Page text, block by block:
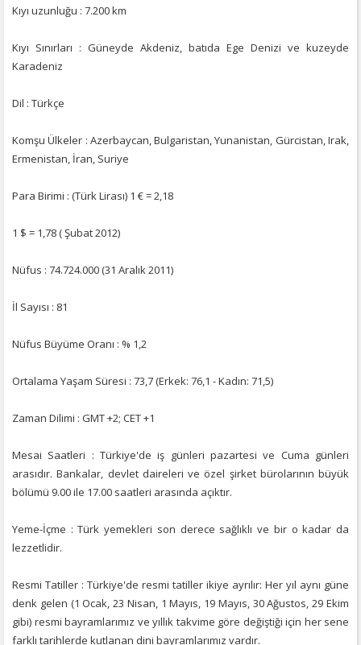
Kıyı uzunluğu : 7.200 km
Kıyı Sınırları : Güneyde Akdeniz, batıda Ege Denizi ve kuzeyde
Karadeniz
Dil : Türkçe
Komşu Ülkeler : Azerbaycan, Bulgaristan, Yunanistan, Gürcistan, Irak,
Ermenistan, İran, Suriye
Para Birimi : (Türk Lirası) 1 € = 2,18
1 $ = 1,78 ( Şubat 2012)
Nüfus : 74.724.000 (31 Aralık 2011)
İl Sayısı : 81
Nüfus Büyüme Oranı : % 1,2
Ortalama Yaşam Süresi : 73,7 (Erkek: 76,1 - Kadın: 71,5)
Zaman Dilimi : GMT +2; CET +1
Mesai Saatleri : Türkiye'de iş günleri pazartesi ve Cuma günleri
arasıdır. Bankalar, devlet daireleri ve özel şirket bürolarının büyük
bölümü 9.00 ile 17.00 saatleri arasında açıktır.
Yeme-İçme : Türk yemekleri son derece sağlıklı ve bir o kadar da
lezzetlidir.
Resmi Tatiller : Türkiye'de resmi tatiller ikiye ayrılır: Her yıl aynı güne
denk gelen (1 Ocak, 23 Nisan, 1 Mayıs, 19 Mayıs, 30 Ağustos, 29 Ekim
gibi) resmi bayramlarımız ve yıllık takvime göre değiştiği için her sene
farklı tarihlerde kutlanan dini bayramlarımız vardır.